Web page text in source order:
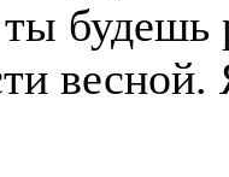
будешь